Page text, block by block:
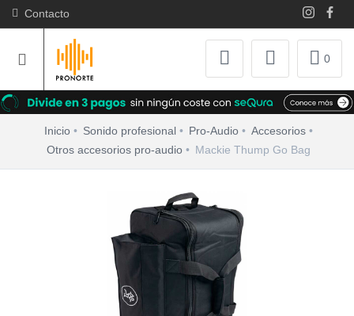
Contacto
0
Inicio Sonido profesional Pro-Audio
Accesorios
Otros accesorios pro-audio
Mackie Thump Go Bag